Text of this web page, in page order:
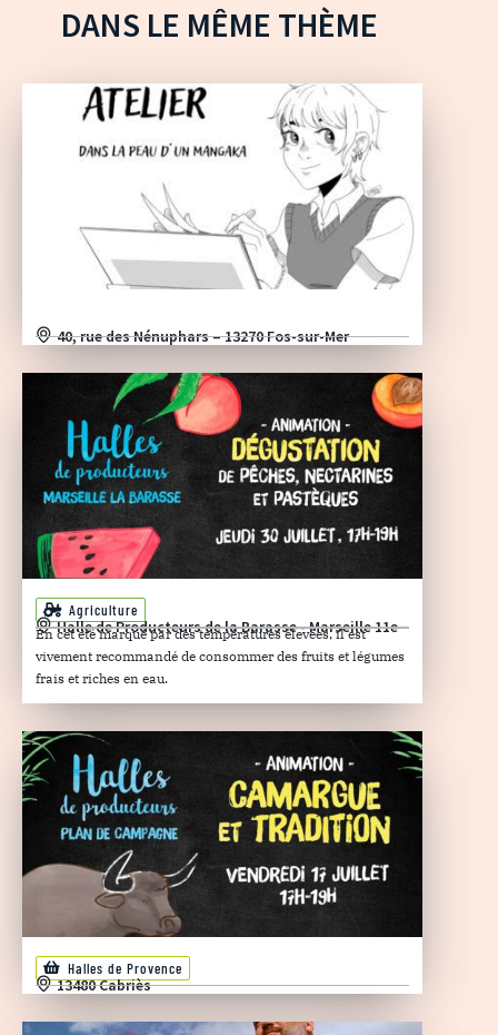
DANS LE MÊME THÈME
40, rue des Nénuphars – 13270 Fos-sur-Mer
Agriculture
Halle de Producteurs de la Barasse - Marseille 11e
En cet été marqué par des températures élevées, il est
vivement recommandé de consommer des fruits et légumes
frais et riches en eau.
Halles de Provence
13480 Cabriès